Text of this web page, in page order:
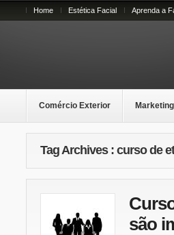
Home Estética Facial Aprenda a
Comércio Exterior
Tag Archives : curso de
são